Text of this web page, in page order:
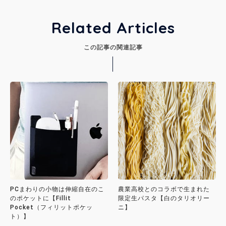
Related Articles
この記事の関連記事
PCまわりの小物は伸縮自在のこ
のポケットに【Fillit
Pocket（フィリットポケッ
ト）】
農業高校とのコラボで生まれた
限定生パスタ【白のタリオリー
ニ】